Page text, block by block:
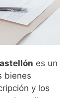
es un
bienes
y los